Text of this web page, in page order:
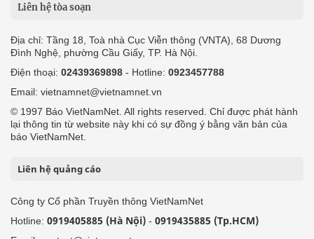
Liên hệ tòa soạn
Địa chỉ: Tầng 18, Toà nhà Cục Viễn thông (VNTA), 68 Dương
Đình Nghệ, phường Cầu Giấy, TP. Hà Nội.
Điện thoại: 02439369898 - Hotline: 0923457788
Email: vietnamnet@vietnamnet.vn
© 1997 Báo VietNamNet. All rights reserved. Chỉ được phát hành
lại thông tin từ website này khi có sự đồng ý bằng văn bản của
báo VietNamNet.
Liên hệ quảng cáo
Công ty Cổ phần Truyền thông VietNamNet
Hotline: 0919405885 (Hà Nội) - 0919435885 (Tp.HCM)